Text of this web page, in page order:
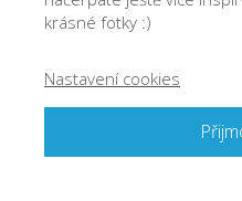
© 2018 Josef
krásné fotky :)
Nastavení cookies